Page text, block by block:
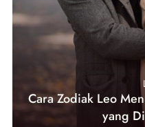
Cara Zodiak Leo
yang